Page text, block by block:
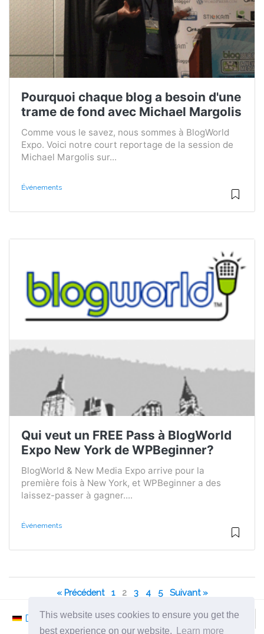
This website uses cookies to ensure you get the
best experience on our website.
Learn more
Pourquoi chaque blog a besoin d'une
trame de fond avec Michael Margolis
Comme vous le savez, nous sommes à BlogWorld
Expo. Voici notre court reportage de la session de
Michael Margolis sur...
Événements
Qui veut un FREE Pass à BlogWorld
Expo New York de WPBeginner?
BlogWorld & New Media Expo arrive pour la
première fois à New York, et WPBeginner a des
laissez-passer à gagner....
Événements
« Précédent 1 2 3 4 5 Suivant »
Deutsch Nederlands Svenska
Norsk